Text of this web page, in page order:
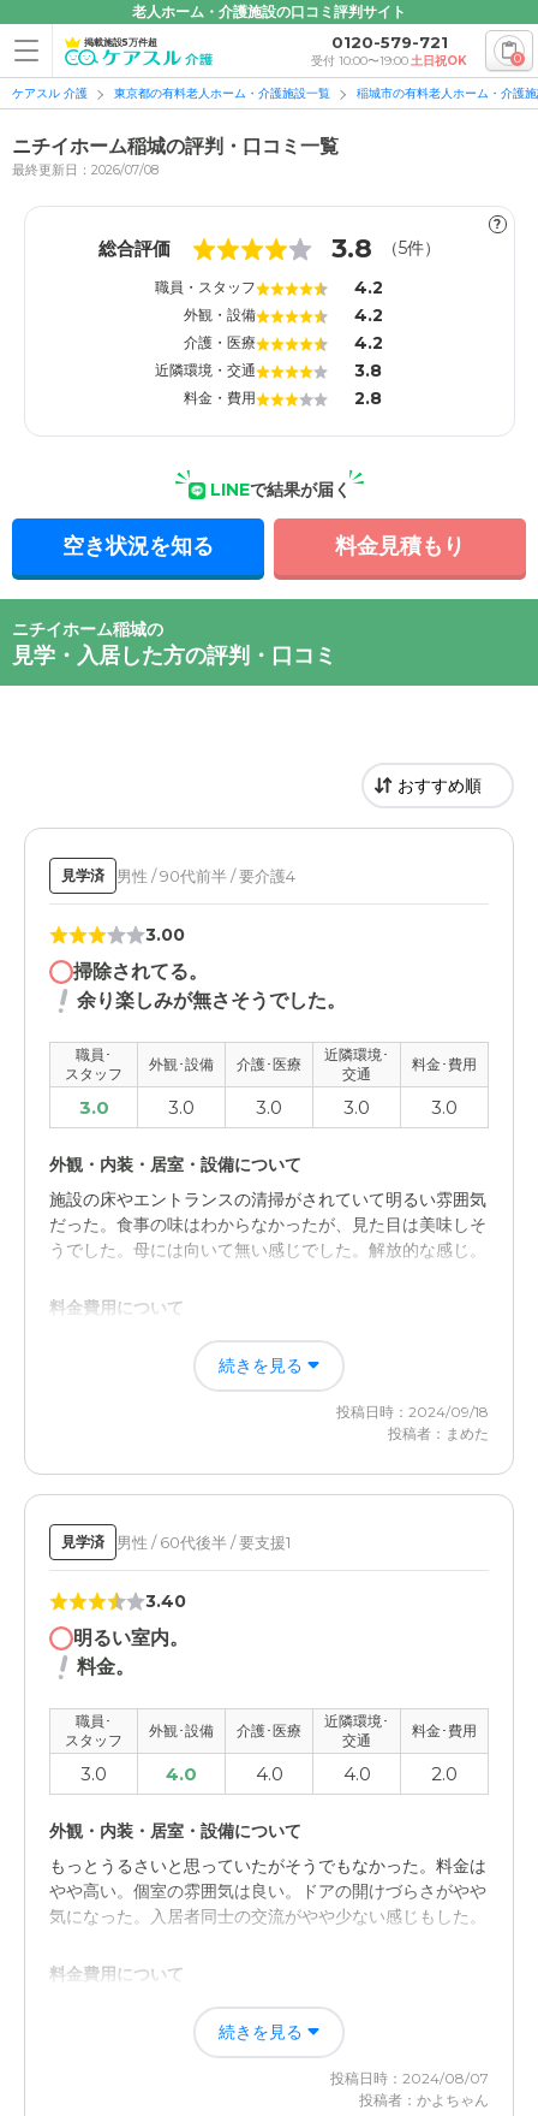
老人ホーム・介護施設の口コミ評判サイト
掲載施設5万件超 0120-579-721
受付 10:00〜19:00土日祝OK 0
ケアスル 介護 東京都の有料老人ホーム・介護施設一覧 稲城市の有料老人ホーム・介護
ニチイホーム稲城の評判・口コミ一覧
最終更新日：2026/07/08
?
総合評価 3.8 （5件）
職員・スタッフ 4.2
外観・設備 4.2
介護・医療 4.2
近隣環境・交通 3.8
料金・費用 2.8
LINEで結果が届く
空き状況を知る 料金見積もり
ニチイホーム稲城の
見学・入居した方の評判・口コミ
見学済 男性 / 90代前半 / 要介護4
3.00
掃除されてる。
余り楽しみが無さそうでした。
職員･
スタッフ
外観･設備 介護･医療
近隣環境･
交通
料金･費用
3.0 3.0 3.0 3.0 3.0
外観・内装・居室・設備について
施設の床やエントランスの清掃がされていて明るい雰囲気
だった。食事の味はわからなかったが、見た目は美味しそ
うでした。母には向いて無い感じでした。解放的な感じ。
料金費用について
交通は川の近くで悪くないけれど、月額の料金が高く支払
いは無理そうでした。部屋は明るい感じでした。広くて良
い感じでした。夜は寂しそうな感じがしました。
続きを見る
投稿日時：2024/09/18
投稿者：まめた
見学済 男性 / 60代後半 / 要支援1
3.40
明るい室内。
料金。
職員･
スタッフ
外観･設備 介護･医療
近隣環境･
交通
料金･費用
3.0 4.0 4.0 4.0 2.0
外観・内装・居室・設備について
もっとうるさいと思っていたがそうでもなかった。料金は
やや高い。個室の雰囲気は良い。ドアの開けづらさがやや
気になった。入居者同士の交流がやや少ない感じもした。
料金費用について
料金がやや高い。施設は良いが高い感じはある。食事は美
味しそう。対応は丁寧だった。駐車場がやや入れにくい。
立地としては良い。大きな道路の近くではあるが音は気に
続きを見る
投稿日時：2024/08/07
投稿者：かよちゃん